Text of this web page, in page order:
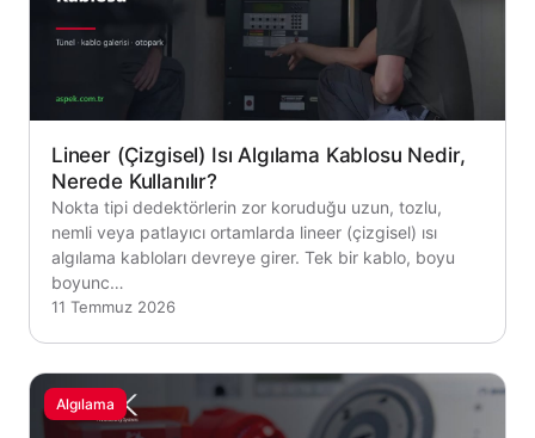
Lineer (Çizgisel) Isı Algılama Kablosu Nedir,
Nerede Kullanılır?
Nokta tipi dedektörlerin zor koruduğu uzun, tozlu,
nemli veya patlayıcı ortamlarda lineer (çizgisel) ısı
algılama kabloları devreye girer. Tek bir kablo, boyu
boyunc…
11 Temmuz 2026
Algılama